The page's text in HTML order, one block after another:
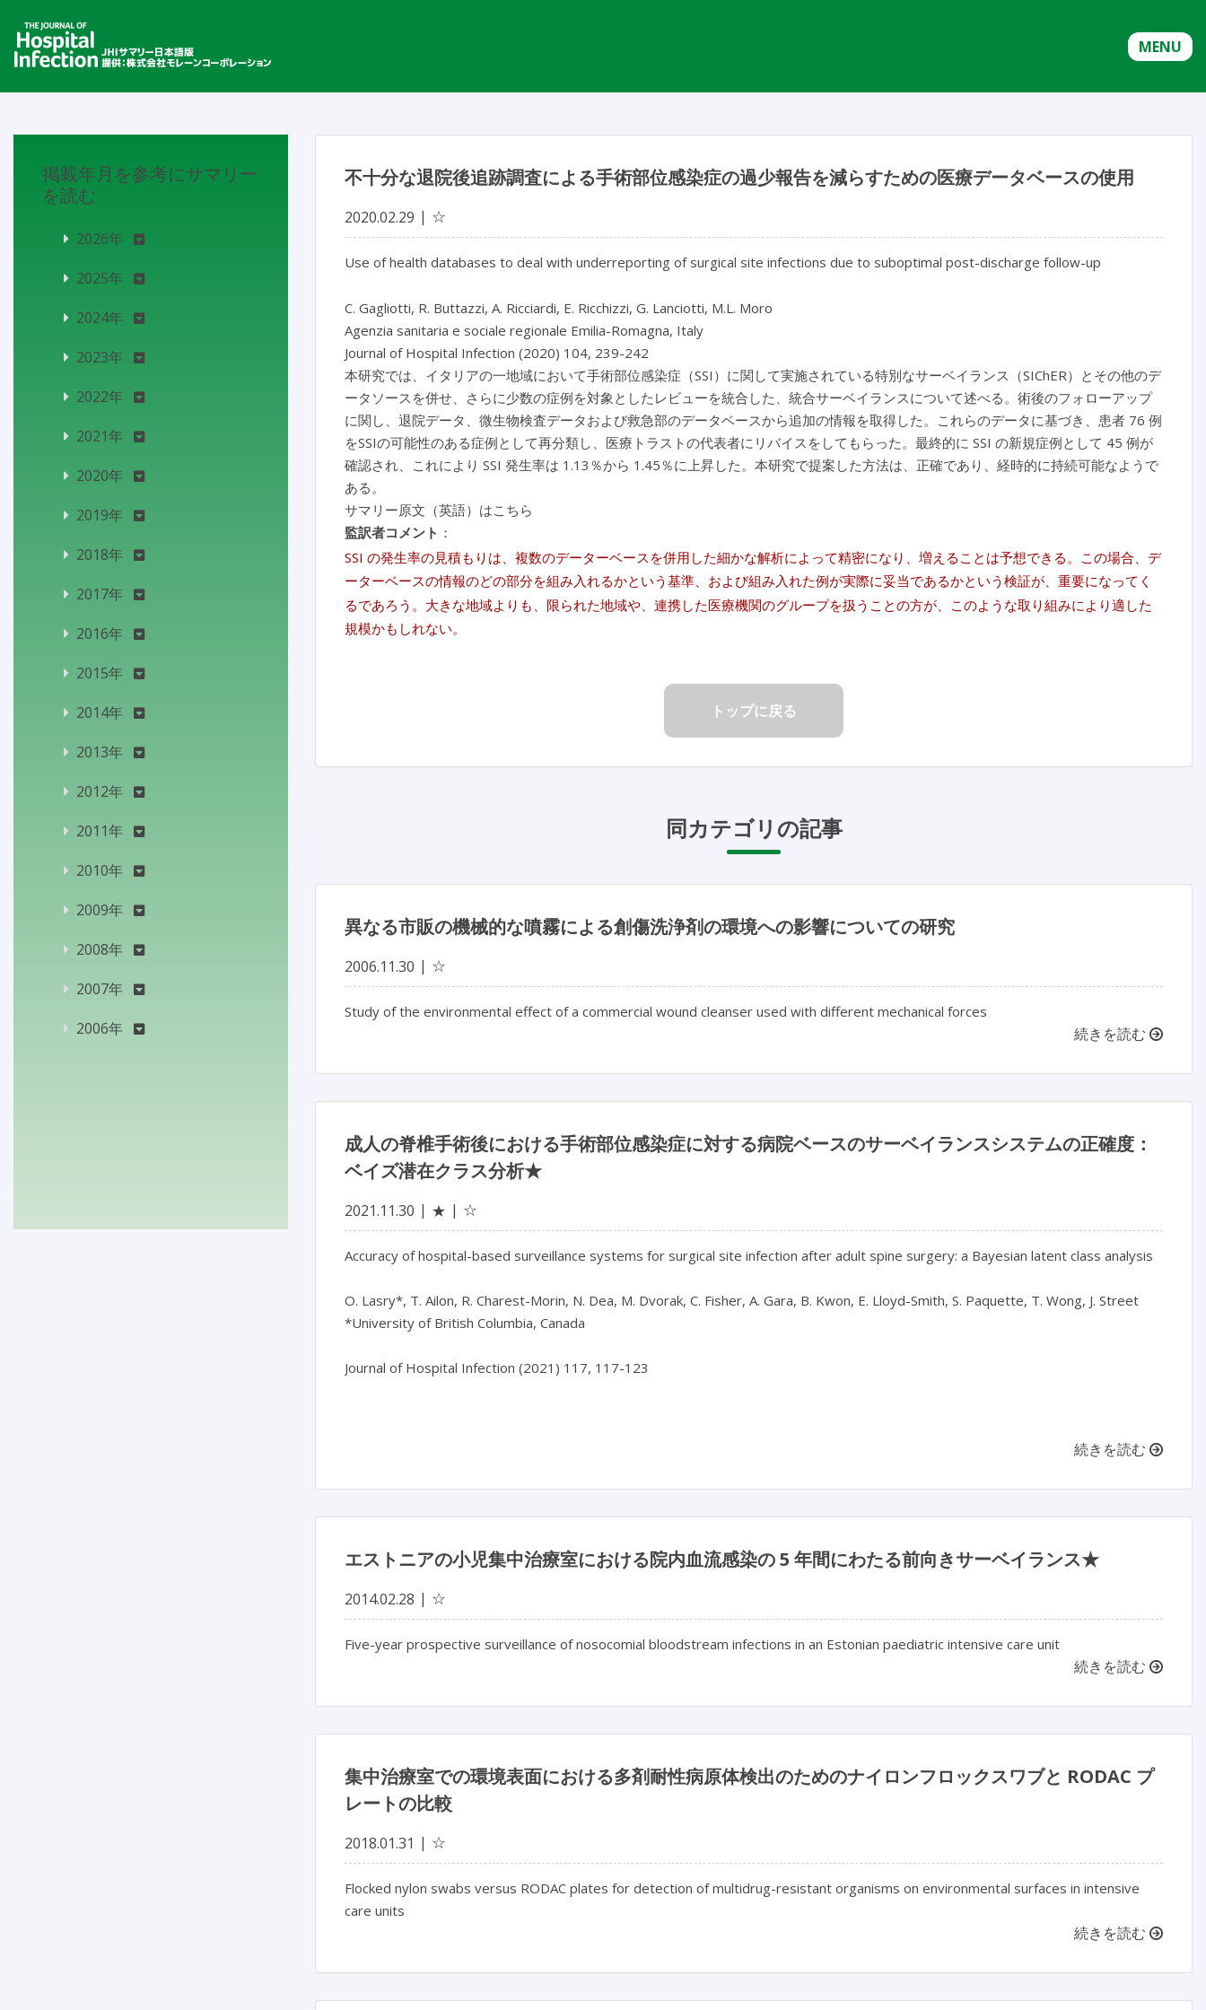
MENU
不十分な退院後追跡調査による手術部位感染症の過少報告を減らすための医療データベースの使用
2020.02.29 ☆
Use of health databases to deal with underreporting of surgical site infections due to suboptimal post-discharge follow-up
C. Gagliotti, R. Buttazzi, A. Ricciardi, E. Ricchizzi, G. Lanciotti, M.L. Moro
Agenzia sanitaria e sociale regionale Emilia-Romagna, Italy
Journal of Hospital Infection (2020) 104, 239-242
本研究では、イタリアの一地域において手術部位感染症（SSI）に関して実施されている特別なサーベイランス（SIChER）とその他のデ
ータソースを併せ、さらに少数の症例を対象としたレビューを統合した、統合サーベイランスについて述べる。術後のフォローアップ
に関し、退院データ、微生物検査データおよび救急部のデータベースから追加の情報を取得した。これらのデータに基づき、患者 76 例
をSSIの可能性のある症例として再分類し、医療トラストの代表者にリバイスをしてもらった。最終的に SSI の新規症例として 45 例が
確認され、これにより SSI 発生率は 1.13％から 1.45％に上昇した。本研究で提案した方法は、正確であり、経時的に持続可能なようで
ある。
サマリー原文（英語）はこちら
監訳者コメント ：
SSI の発生率の見積もりは、複数のデーターベースを併用した細かな解析によって精密になり、増えることは予想できる。この場合、デ
ーターベースの情報のどの部分を組み入れるかという基準、および組み入れた例が実際に妥当であるかという検証が、重要になってく
るであろう。大きな地域よりも、限られた地域や、連携した医療機関のグループを扱うことの方が、このような取り組みにより適した
規模かもしれない。
トップに戻る
同カテゴリの記事
異なる市販の機械的な噴霧による創傷洗浄剤の環境への影響についての研究
2006.11.30 ☆
Study of the environmental effect of a commercial wound cleanser used with different mechanical forces
続きを読む
成人の脊椎手術後における手術部位感染症に対する病院ベースのサーベイランスシステムの正確度：
ベイズ潜在クラス分析★
2021.11.30 ★ ☆
Accuracy of hospital-based surveillance systems for surgical site infection after adult spine surgery: a Bayesian latent class analysis
O. Lasry*, T. Ailon, R. Charest-Morin, N. Dea, M. Dvorak, C. Fisher, A. Gara, B. Kwon, E. Lloyd-Smith, S. Paquette, T. Wong, J. Street
*University of British Columbia, Canada
Journal of Hospital Infection (2021) 117, 117-123
続きを読む
エストニアの小児集中治療室における院内血流感染の 5 年間にわたる前向きサーベイランス★
2014.02.28 ☆
Five-year prospective surveillance of nosocomial bloodstream infections in an Estonian paediatric intensive care unit
続きを読む
集中治療室での環境表面における多剤耐性病原体検出のためのナイロンフロックスワブと RODAC プ
レートの比較
2018.01.31 ☆
Flocked nylon swabs versus RODAC plates for detection of multidrug-resistant organisms on environmental surfaces in intensive
care units
続きを読む
掲載年月を参考にサマリー
を読む
2026年
2025年
2024年
2023年
2022年
2021年
2020年
2019年
2018年
2017年
2016年
2015年
2014年
2013年
2012年
2011年
2010年
2009年
2008年
2007年
2006年